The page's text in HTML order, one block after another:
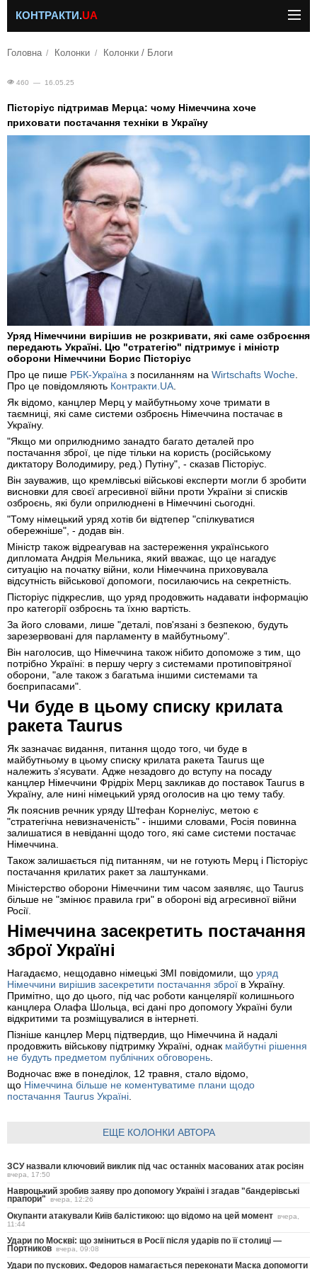
КОНТРАКТИ.UA
Головна Колонки Колонки / Блоги
460 — 16.05.25
Пісторіус підтримав Мерца: чому Німеччина хоче
приховати постачання техніки в Україну
Уряд Німеччини вирішив не розкривати, які саме озброєння
передають Україні. Цю "стратегію" підтримує і міністр
оборони Німеччини Борис Пісторіус
Про це пише РБК-Україна з посиланням на Wirtschafts Woche
Про це повідомляють Контракти.UA
Як відомо, канцлер Мерц у майбутньому хоче тримати в
таємниці, які саме системи озброєнь Німеччина постачає в
Україну.
"Якщо ми оприлюднимо занадто багато деталей про
постачання зброї, це піде тільки на користь (російському
диктатору Володимиру, ред.) Путіну", - сказав Пісторіус.
Він зауважив, що кремлівські військові експерти могли б зробити
висновки для своєї агресивної війни проти України зі списків
озброєнь, які були оприлюднені в Німеччині сьогодні.
"Тому німецький уряд хотів би відтепер "спілкуватися
обережніше", - додав він.
Міністр також відреагував на застереження українського
дипломата Андрія Мельника, який вважає, що це нагадує
ситуацію на початку війни, коли Німеччина приховувала
відсутність військової допомоги, посилаючись на секретність.
Пісторіус підкреслив, що уряд продовжить надавати інформацію
про категорії озброєнь та їхню вартість.
За його словами, лише "деталі, пов'язані з безпекою, будуть
зарезервовані для парламенту в майбутньому".
Він наголосив, що Німеччина також нібито допоможе з тим, що
потрібно Україні: в першу чергу з системами протиповітряної
оборони, "але також з багатьма іншими системами та
боєприпасами".
Чи буде в цьому списку крилата
ракета Taurus
Як зазначає видання, питання щодо того, чи буде в
майбутньому в цьому списку крилата ракета Taurus ще
належить з'ясувати. Адже незадовго до вступу на посаду
канцлер Німеччини Фрідріх Мерц закликав до поставок Taurus в
Україну, але нині німецький уряд оголосив на цю тему табу.
Як пояснив речник уряду Штефан Корнеліус, метою є
"стратегічна невизначеність" - іншими словами, Росія повинна
залишатися в невіданні щодо того, які саме системи постачає
Німеччина.
Також залишається під питанням, чи не готують Мерц і Пісторіус
постачання крилатих ракет за лаштунками.
Міністерство оборони Німеччини тим часом заявляє, що Taurus
більше не "змінює правила гри" в обороні від агресивної війни
Росії.
Німеччина засекретить постачання
зброї Україні
Нагадаємо, нещодавно німецькі ЗМІ повідомили, що уряд
Німеччини вирішив засекретити постачання зброї в Україну.
Примітно, що до цього, під час роботи канцелярії колишнього
канцлера Олафа Шольца, всі дані про допомогу Україні були
відкритими та розміщувалися в інтернеті.
Пізніше канцлер Мерц підтвердив, що Німеччина й надалі
продовжить військову підтримку Україні, однак майбутні рішення
не будуть предметом публічних обговорень
Водночас вже в понеділок, 12 травня, стало відомо,
що Німеччина більше не коментуватиме плани щодо
постачання Taurus Україні
ЕЩЕ КОЛОНКИ АВТОРА
ЗСУ назвали ключовий виклик під час останніх масованих атак росіян
вчера, 17:50
Навроцький зробив заяву про допомогу Україні і згадав "бандерівські
прапори" вчера, 12:26
Окупанти атакували Київ балістикою: що відомо на цей момент вчера,
11:44
Удари по Москві: що зміниться в Росії після ударів по її столиці —
Портников вчера, 09:08
Удари по пускових. Федоров намагається переконати Маска допомогти